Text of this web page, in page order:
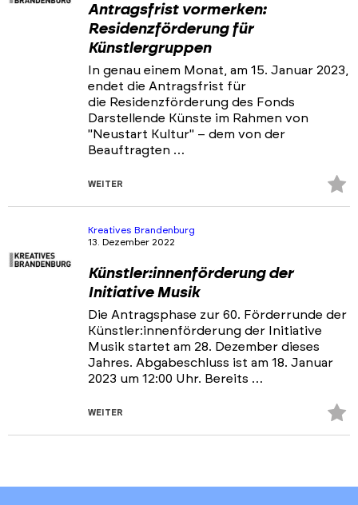
Antragsfrist vormerken:
Residenzförderung für
Künstlergruppen
In genau einem Monat, am 15. Januar 2023,
endet die Antragsfrist für
die Residenzförderung des Fonds
Darstellende Künste im Rahmen von
"Neustart Kultur" – dem von der
Beauftragten …
WEITER
Kreatives Brandenburg
13. Dezember 2022
Künstler:innenförderung der
Initiative Musik
Die Antragsphase zur 60. Förderrunde der
Künstler:innenförderung der Initiative
Musik startet am 28. Dezember dieses
Jahres. Abgabeschluss ist am 18. Januar
2023 um 12:00 Uhr. Bereits …
WEITER